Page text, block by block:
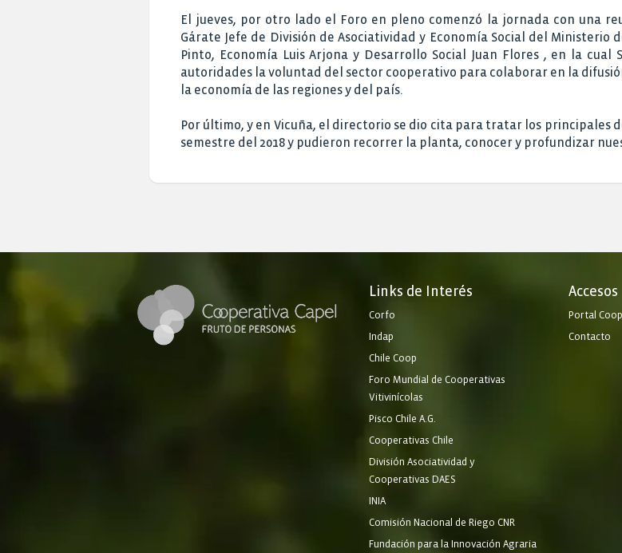
El jueves, por otro lado el Foro en pleno comenzó la jornada con una
Gárate Jefe de División de Asociatividad y Economía Social del Ministerio
Pinto, Economía Luis Arjona y Desarrollo Social Juan Flores , en la cual
autoridades la voluntad del sector cooperativo para colaborar en la
la economía de las regiones y del país.
Por último, y en Vicuña, el directorio se dio cita para tratar los principales
semestre del 2018 y pudieron recorrer la planta, conocer y profundizar
Links de Interés
Corfo
Indap
Chile Coop
Foro Mundial de Cooperativas
Vitivinícolas
Pisco Chile A.G.
Cooperativas Chile
División Asociatividad y
Cooperativas DAES
INIA
Comisión Nacional de Riego CNR
Fundación para la Innovación Agraria
Accesos
Portal
Contacto